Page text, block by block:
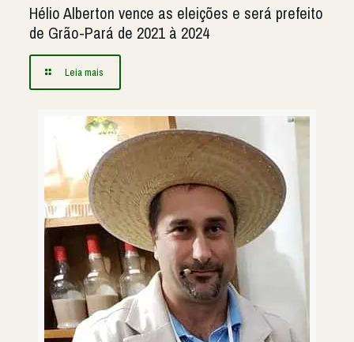
Hélio Alberton vence as eleições e será prefeito
de Grão-Pará de 2021 à 2024
Leia mais